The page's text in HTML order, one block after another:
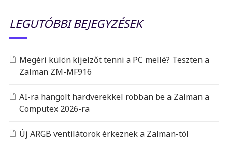
LEGUTÓBBI BEJEGYZÉSEK
Megéri külön kijelzőt tenni a PC mellé? Teszten a
Zalman ZM-MF916
AI-ra hangolt hardverekkel robban be a Zalman a
Computex 2026-ra
Új ARGB ventilátorok érkeznek a Zalman-tól